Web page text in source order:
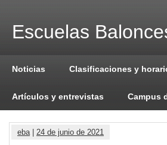
Escuelas
Noticias Clasificaciones y
Artículos y entrevistas Campus
eba| 24 de junio de 2021